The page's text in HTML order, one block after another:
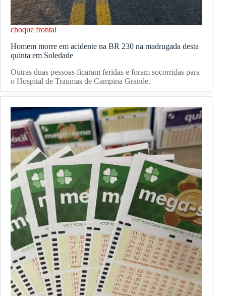
choque frontal
Homem morre em acidente na BR 230 na madrugada desta
quinta em Soledade
Outras duas pessoas ficaram feridas e foram socorridas para
o Hospital de Traumas de Campina Grande.